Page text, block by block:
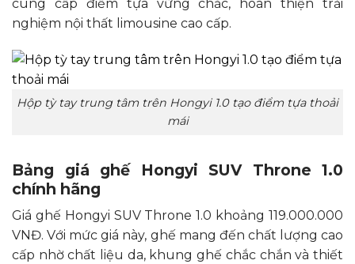
cung cấp điểm tựa vững chắc, hoàn thiện trải
nghiệm nội thất limousine cao cấp.
Hộp tỳ tay trung tâm trên Hongyi 1.0 tạo điểm tựa thoải
mái
Bảng giá ghế Hongyi SUV Throne 1.0
chính hãng
Giá ghế Hongyi SUV Throne 1.0 khoảng 119.000.000
VNĐ. Với mức giá này, ghế mang đến chất lượng cao
cấp nhờ chất liệu da, khung ghế chắc chắn và thiết